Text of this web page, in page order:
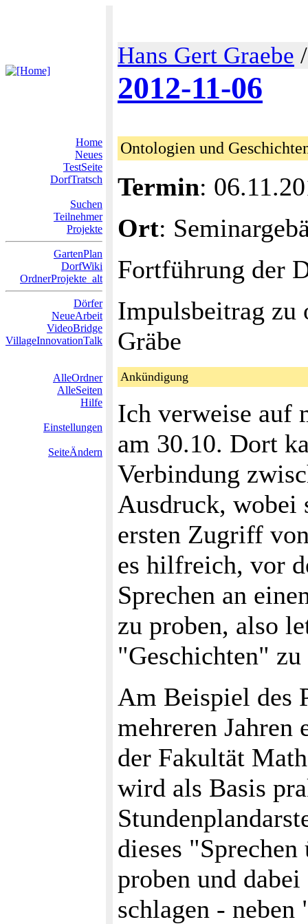
Hans Gert Graebe
2012-11-06
Home
Neues
TestSeite
DorfTratsch
Suchen
Teilnehmer
Projekte
GartenPlan
DorfWiki
OrdnerProjekte_alt
Dörfer
NeueArbeit
VideoBridge
VillageInnovationTalk
AlleOrdner
AlleSeiten
Hilfe
Einstellungen
SeiteÄndern
Ontologien und
Termin:
Ort:
Fortführung der
Impulsbeitrag zu
Gräbe
Ankündigung
Ich verweise auf
am 30.10. Dort
Verbindung
Ausdruck, wobei
ersten Zugriff
es hilfreich, vor
Sprechen an
zu proben, also
"Geschichten" zu
Am Beispiel des
mehreren Jahren
der Fakultät
wird als Basis
dieses
proben und
schlagen - neben